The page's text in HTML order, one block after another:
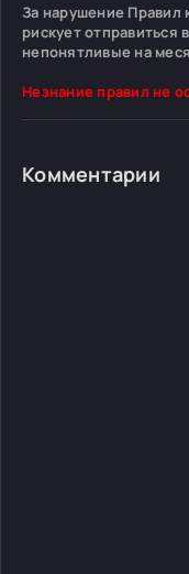
За нарушение Правил
рискует отправиться
непонятливые на
Незнание правил не
Комментарии